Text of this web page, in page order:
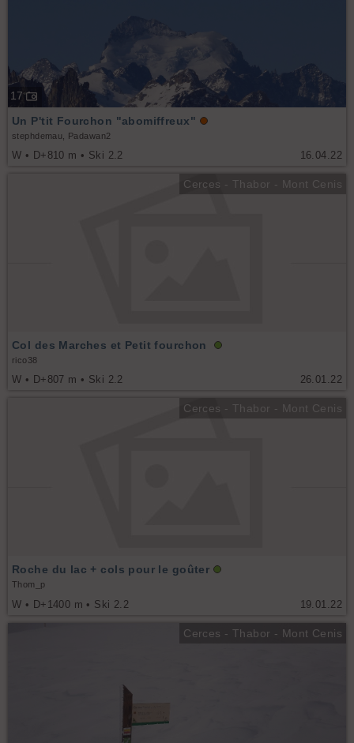
17
16.04.22
Un P'tit Fourchon "abomiffreux"
stephdemau, Padawan2
W • D+810 m • Ski 2.2
Cerces - Thabor - Mont Cenis
26.01.22
Col des Marches et Petit fourchon
rico38
W • D+807 m • Ski 2.2
Cerces - Thabor - Mont Cenis
19.01.22
Roche du lac + cols pour le goûter
Thom_p
W • D+1400 m • Ski 2.2
Cerces - Thabor - Mont Cenis